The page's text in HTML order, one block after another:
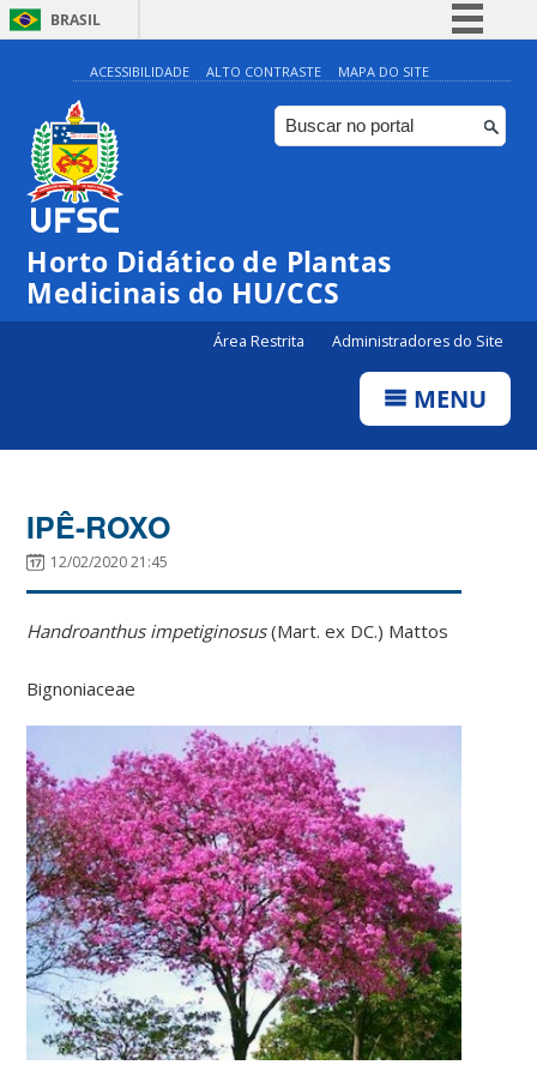
BRASIL
Simplifique!
Comunica BR
Participe
Canais
ACESSIBILIDADE ALTO CONTRASTE MAPA DO SITE
Horto Didático de Plantas
Medicinais do HU/CCS
Área Restrita Administradores do Site
MENU
IPÊ-ROXO
12/02/2020 21:45
Handroanthus impetiginosus(Mart. ex DC.) Mattos
Bignoniaceae